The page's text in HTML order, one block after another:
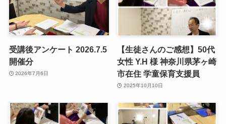
受講後アンケート 2026.7.5
開催分
2026年7月6日
【生徒さんのご感想】50代
女性 Y.H 様 神奈川県茅ヶ崎
市在住 学童保育支援員
2025年10月10日